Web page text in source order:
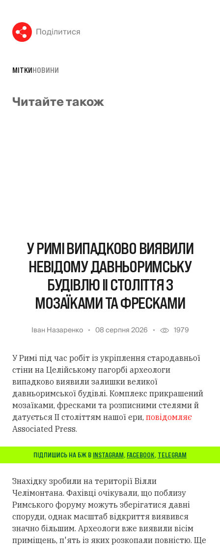
Поділитися
МІТКИНОВИНИ
Читайте також
У РИМІ ВИПАДКОВО ВИЯВИЛИ
НЕВІДОМУ ДАВНЬОРИМСЬКУ
БУДІВЛЮ II СТОЛІТТЯ З
МОЗАЇКАМИ ТА ФРЕСКАМИ
Іван Назаренко 08 серпня 2026 1979
У Римі під час робіт із укріплення стародавньої
стіни на Целійському пагорбі археологи
випадково виявили залишки великої
давньоримської будівлі. Комплекс прикрашений
мозаїками, фресками та розписними стелями й
датується II століттям нашої ери, повідомляє
Associated Press.
ПІДПИШИСЬ НА БЖ В INSTAGRAM, FACEBOOK, TELEGRAM
Знахідку зробили на території Вілли
Челімонтана. Фахівці очікували, що поблизу
Римського форуму можуть зберігатися давні
споруди, однак масштаб відкриття виявився
значно більшим. Археологи вже виявили вісім
приміщень, п'ять із яких розкопали повністю. Ще